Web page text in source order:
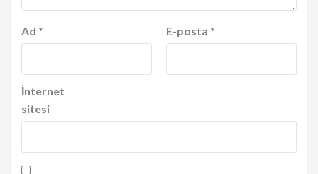
Ad * E-posta *
İnternet
sitesi